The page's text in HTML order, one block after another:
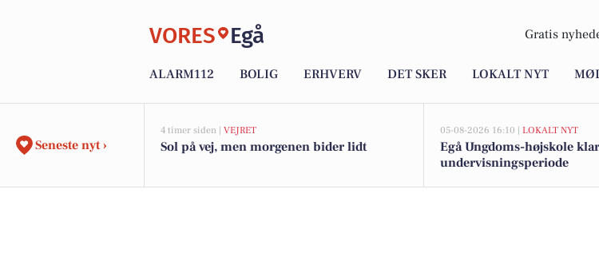
VORES Egå Gratis
ALARM112 BOLIG ERHVERV DET SKER LOKALT NYT
Seneste nyt ›
4 timer siden | VEJRET
Sol på vej, men morgenen bider lidt
05-08-2026 16:10 | LOKALT NYT
Egå Ungdoms-højskole
undervisningsperiode